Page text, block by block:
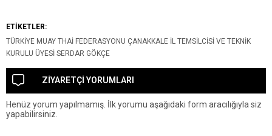
ETİKETLER:
TÜRKIYE MUAY THAI FEDERASYONU ÇANAKKALE İL TEMSILCISI VE TEKNIK
KURULU ÜYESI SERDAR GÖKÇE
ZİYARETÇİ YORUMLARI
Henüz yorum yapılmamış. İlk yorumu aşağıdaki form aracılığıyla siz
yapabilirsiniz.